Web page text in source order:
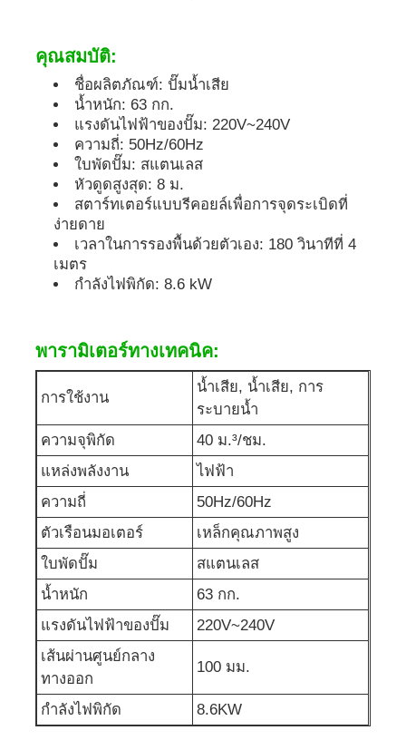
ชุดเครื่องกำเนิดไฟฟ้าอินเวอร์เตอร์
ชุดเครื่องกำเนิดไฟฟ้าแบบพกพา
ชุดเครื่องกำเนิดไฟฟ้าอุตสาหกรรม
ชุดเครื่องกำเนิดไฟฟ้าดิจิตอล
ชุดเครื่องกำเนิดเสียง
เครื่องกำเนิดไฟฟ้าสำหรับใช้ในบ้าน
ชุดเครื่องสร้างหลังคา
เครื่องผลิตเสียงต่ํา
การบำรุงรักษาเครื่องกำเนิดไฟฟ้า
ชุดเครื่องกำเนิดไฟฟ้าเชื่อม
เครื่องยนต์ดีเซลเจเนอเรเตอร์
คุณสมบัติ:
ชื่อผลิตภัณฑ์: ปั๊มน้ำเสีย
น้ำหนัก: 63 กก.
แรงดันไฟฟ้าของปั๊ม: 220V~240V
ความถี่: 50Hz/60Hz
ใบพัดปั๊ม: สแตนเลส
หัวดูดสูงสุด: 8 ม.
สตาร์ทเตอร์แบบรีคอยล์เพื่อการจุดระเบิดที่
ง่ายดาย
เวลาในการรองพื้นด้วยตัวเอง: 180 วินาทีที่ 4
เมตร
กำลังไฟพิกัด: 8.6 kW
พารามิเตอร์ทางเทคนิค:
การใช้งาน
น้ำเสีย, น้ำเสีย, การ
ระบายน้ำ
ความจุพิกัด
40 ม.³/ชม.
แหล่งพลังงาน
ไฟฟ้า
ความถี่
50Hz/60Hz
ตัวเรือนมอเตอร์
เหล็กคุณภาพสูง
ใบพัดปั๊ม
สแตนเลส
น้ำหนัก
63 กก.
แรงดันไฟฟ้าของปั๊ม
220V~240V
เส้นผ่านศูนย์กลาง
ทางออก
100 มม.
กำลังไฟพิกัด 8.6KW